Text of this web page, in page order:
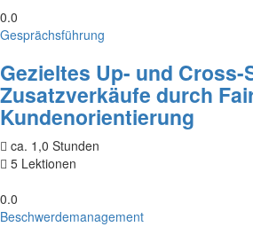
0.0
Gesprächsführung
Gezieltes Up- und Cross-
Zusatzverkäufe durch
Kundenorientierung
ca. 1,0 Stunden
5 Lektionen
0.0
Beschwerdemanagement